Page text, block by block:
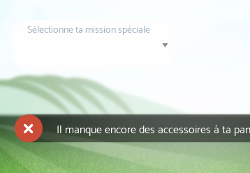
Sélectionne ta mission spéciale
Il manque encore des accessoires à ta